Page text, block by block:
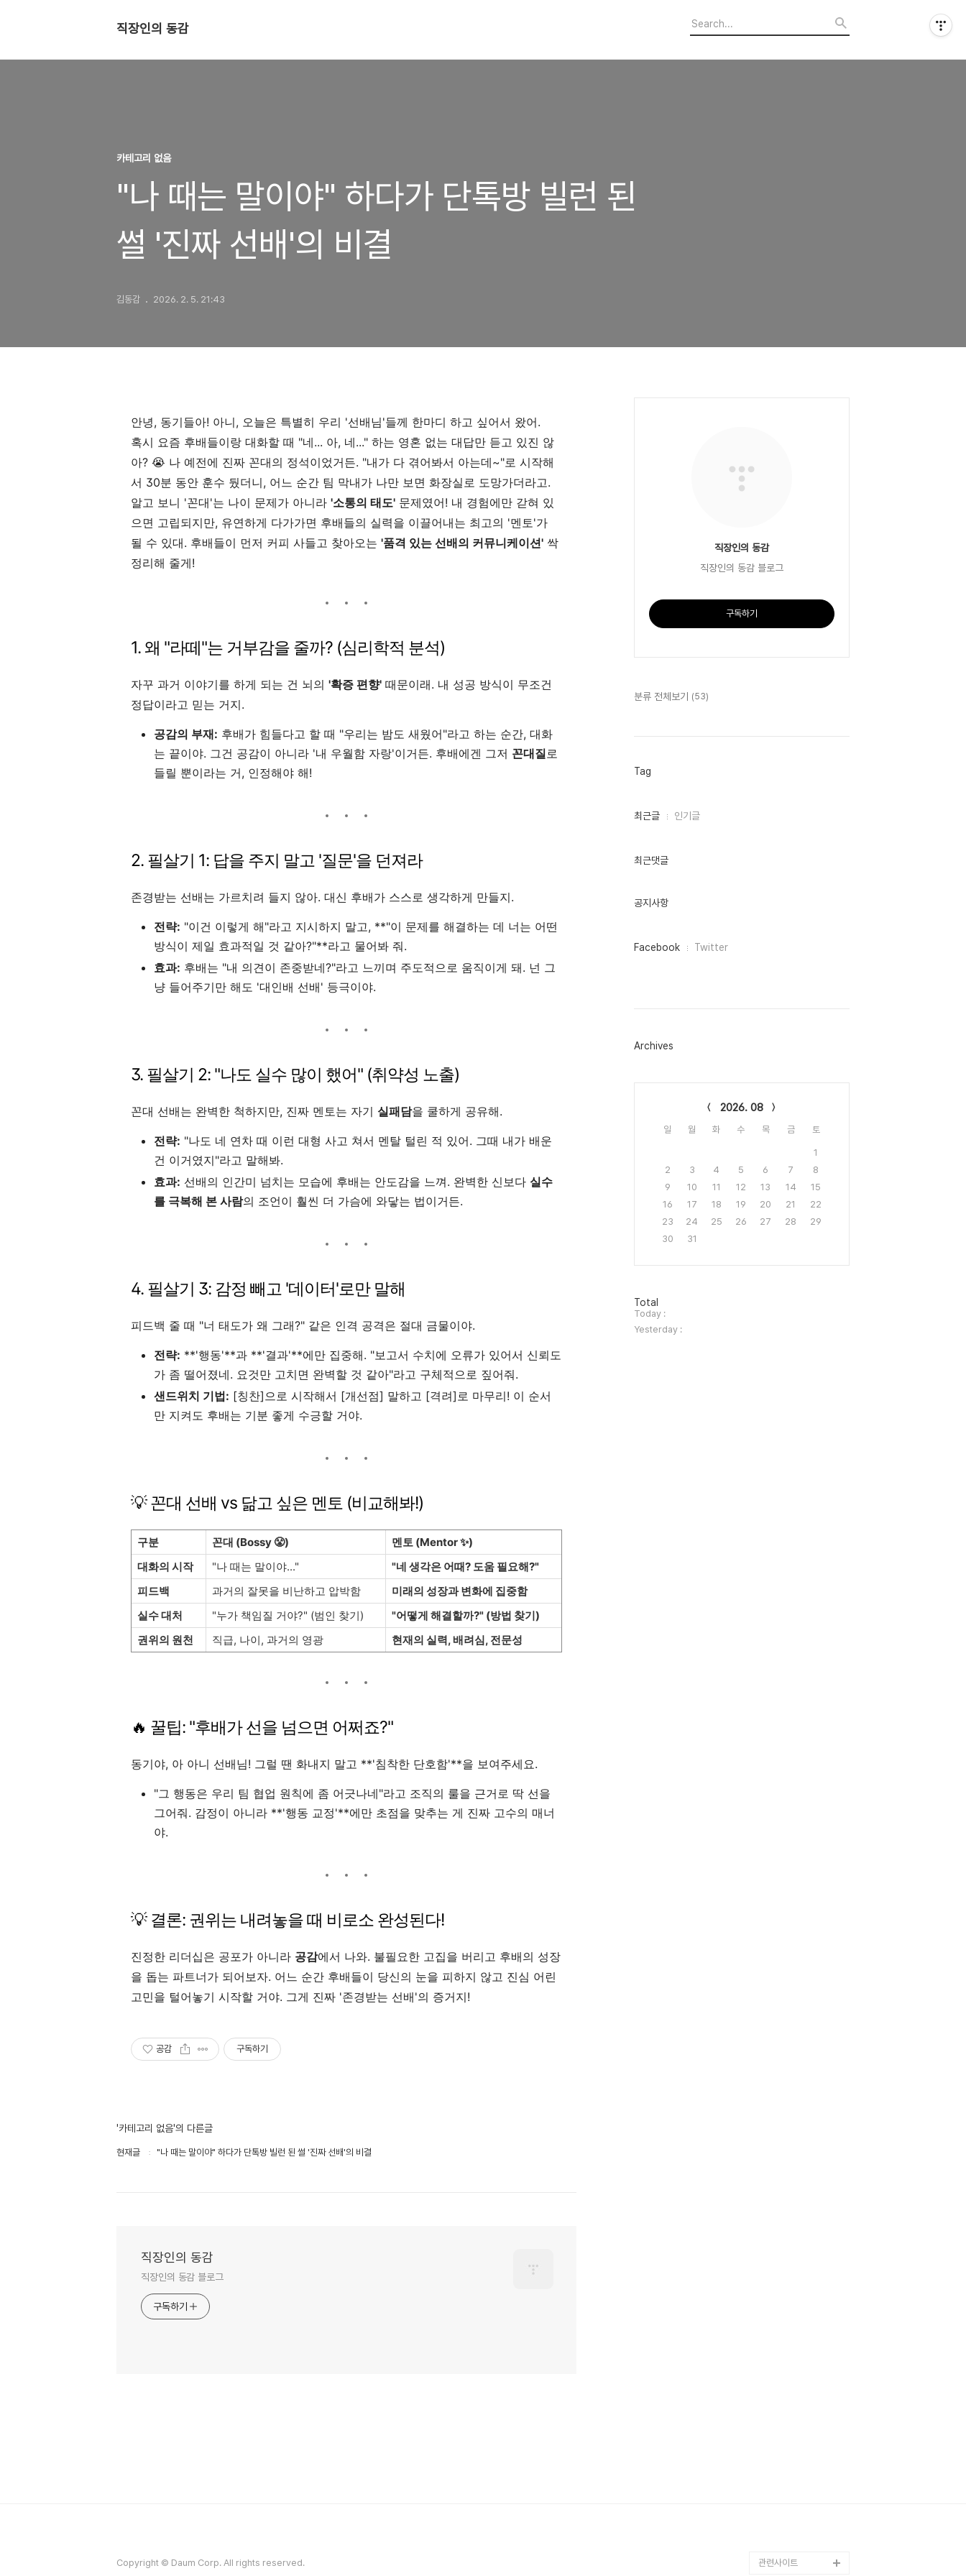
직장인의 동감
카테고리 없음
"나 때는 말이야" 하다가 단톡방 빌런 된
썰 '진짜 선배'의 비결
김동감 2026. 2. 5. 21:43
안녕, 동기들아! 아니, 오늘은 특별히 우리 '선배님'들께 한마디 하고 싶어서 왔어.
혹시 요즘 후배들이랑 대화할 때 "네... 아, 네..." 하는 영혼 없는 대답만 듣고 있진 않
아? 😭 나 예전에 진짜 꼰대의 정석이었거든. "내가 다 겪어봐서 아는데~"로 시작해
서 30분 동안 훈수 뒀더니, 어느 순간 팀 막내가 나만 보면 화장실로 도망가더라고.
알고 보니 '꼰대'는 나이 문제가 아니라 '소통의 태도' 문제였어! 내 경험에만 갇혀 있
으면 고립되지만, 유연하게 다가가면 후배들의 실력을 이끌어내는 최고의 '멘토'가
될 수 있대. 후배들이 먼저 커피 사들고 찾아오는 '품격 있는 선배의 커뮤니케이션' 싹
정리해 줄게!
1. 왜 "라떼"는 거부감을 줄까? (심리학적 분석)
자꾸 과거 이야기를 하게 되는 건 뇌의 '확증 편향' 때문이래. 내 성공 방식이 무조건
정답이라고 믿는 거지.
공감의 부재: 후배가 힘들다고 할 때 "우리는 밤도 새웠어"라고 하는 순간, 대화
는 끝이야. 그건 공감이 아니라 '내 우월함 자랑'이거든. 후배에겐 그저 꼰대질로
들릴 뿐이라는 거, 인정해야 해!
2. 필살기 1: 답을 주지 말고 '질문'을 던져라
존경받는 선배는 가르치려 들지 않아. 대신 후배가 스스로 생각하게 만들지.
전략: "이건 이렇게 해"라고 지시하지 말고, **"이 문제를 해결하는 데 너는 어떤
방식이 제일 효과적일 것 같아?"**라고 물어봐 줘.
효과: 후배는 "내 의견이 존중받네?"라고 느끼며 주도적으로 움직이게 돼. 넌 그
냥 들어주기만 해도 '대인배 선배' 등극이야.
3. 필살기 2: "나도 실수 많이 했어" (취약성 노출)
꼰대 선배는 완벽한 척하지만, 진짜 멘토는 자기 실패담을 쿨하게 공유해.
전략: "나도 네 연차 때 이런 대형 사고 쳐서 멘탈 털린 적 있어. 그때 내가 배운
건 이거였지"라고 말해봐.
효과: 선배의 인간미 넘치는 모습에 후배는 안도감을 느껴. 완벽한 신보다 실수
를 극복해 본 사람의 조언이 훨씬 더 가슴에 와닿는 법이거든.
4. 필살기 3: 감정 빼고 '데이터'로만 말해
피드백 줄 때 "너 태도가 왜 그래?" 같은 인격 공격은 절대 금물이야.
전략: **'행동'**과 **'결과'**에만 집중해. "보고서 수치에 오류가 있어서 신뢰도
가 좀 떨어졌네. 요것만 고치면 완벽할 것 같아"라고 구체적으로 짚어줘.
샌드위치 기법: [칭찬]으로 시작해서 [개선점] 말하고 [격려]로 마무리! 이 순서
만 지켜도 후배는 기분 좋게 수긍할 거야.
💡 꼰대 선배 vs 닮고 싶은 멘토 (비교해봐!)
구분 꼰대 (Bossy 😤)
멘토 (Mentor ✨)
대화의 시작
"나 때는 말이야..."
"네 생각은 어때? 도움 필요해?"
피드백
과거의 잘못을 비난하고 압박함
미래의 성장과 변화에 집중함
실수 대처
"누가 책임질 거야?" (범인 찾기)
"어떻게 해결할까?" (방법 찾기)
권위의 원천
직급, 나이, 과거의 영광 현재의 실력, 배려심, 전문성
🔥 꿀팁: "후배가 선을 넘으면 어쩌죠?"
동기야, 아 아니 선배님! 그럴 땐 화내지 말고 **'침착한 단호함'**을 보여주세요.
"그 행동은 우리 팀 협업 원칙에 좀 어긋나네"라고 조직의 룰을 근거로 딱 선을
그어줘. 감정이 아니라 **'행동 교정'**에만 초점을 맞추는 게 진짜 고수의 매너
야.
💡 결론: 권위는 내려놓을 때 비로소 완성된다!
진정한 리더십은 공포가 아니라 공감에서 나와. 불필요한 고집을 버리고 후배의 성장
을 돕는 파트너가 되어보자. 어느 순간 후배들이 당신의 눈을 피하지 않고 진심 어린
고민을 털어놓기 시작할 거야. 그게 진짜 '존경받는 선배'의 증거지!
공감 구독하기
'카테고리 없음'의 다른글
현재글 "나 때는 말이야" 하다가 단톡방 빌런 된 썰 '진짜 선배'의 비결
직장인의 동감
직장인의 동감 블로그
구독하기
직장인의 동감
직장인의 동감 블로그
구독하기
분류 전체보기 (53)
Tag
최
인
최근글 인기글
최근댓글
공지사항
페
그
Facebook Twitter
Archives
2026. 08
일 월 화 수 목 금 토
1
2
3 4 5 6 7
8
9
10 11 12 13 14
15
16
17 18 19 20 21
22
23
24 25 26 27 28
29
30
31
방
문
자
수
Total
Today :
Yesterday :
Copyright © Daum Corp. All rights reserved. 관련사이트